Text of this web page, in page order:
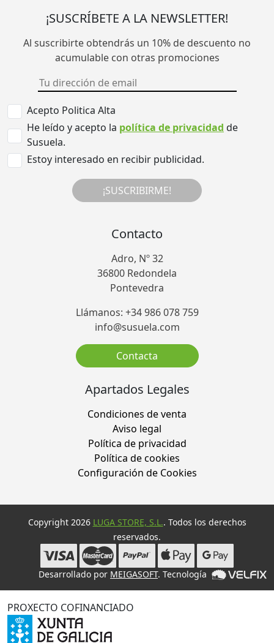
¡SUSCRÍBETE A LA NEWSLETTER!
Al suscribirte obtendrás un 10% de descuento no
acumulable con otras promociones
Acepto Politica Alta
He leído y acepto la política de privacidad de
Susuela.
Estoy interesado en recibir publicidad.
¡SUSCRIBIRME!
Contacto
Adro, Nº 32
36800 Redondela
Pontevedra
Llámanos: +34 986 078 759
info@susuela.com
Contacta
Apartados Legales
Condiciones de venta
Aviso legal
Política de privacidad
Política de cookies
Configuración de Cookies
Copyright 2026 LUGA STORE, S.L.. Todos los derechos
reservados.
Desarrollado por MEIGASOFT. Tecnología
PROXECTO COFINANCIADO